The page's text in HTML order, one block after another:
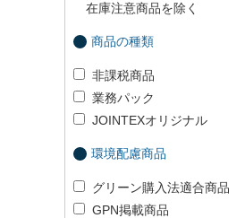
在庫注意商品を除く
商品の種類
非課税商品
業務パック
JOINTEXオリジナル
環境配慮商品
グリーン購入法適合商品
GPN掲載商品